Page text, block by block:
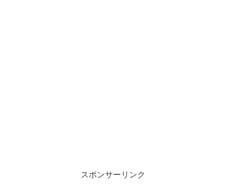
スポンサーリンク